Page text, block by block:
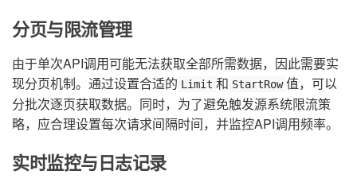
分页与限流管理
由于单次API调用可能无法获取全部所需数据，因此需要实
现分页机制。通过设置合适的 Limit 和 StartRow 值，可以
分批次逐页获取数据。同时，为了避免触发源系统限流策
略，应合理设置每次请求间隔时间，并监控API调用频率。
实时监控与日志记录